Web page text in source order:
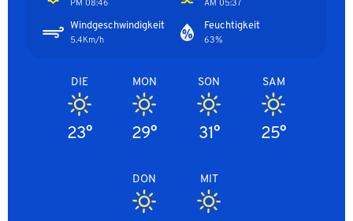
05:37 AM
08:46 PM
Feuchtigkeit
63%
Windgeschwindigkeit
5.4Km/h
SAM
25°
SON
31°
MON
29°
DIE
23°
MIT
DON